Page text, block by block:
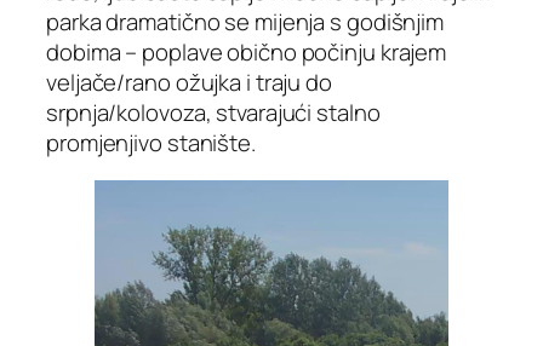
parka dramatično se mijenja s godišnjim
dobima – poplave obično počinju krajem
veljače/rano ožujka i traju do
srpnja/kolovoza, stvarajući stalno
promjenjivo stanište.